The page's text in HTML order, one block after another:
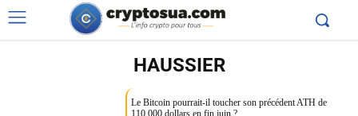
HAUSSIER
Le Bitcoin pourrait-il toucher son précédent ATH de
110 000 dollars en fin juin ?